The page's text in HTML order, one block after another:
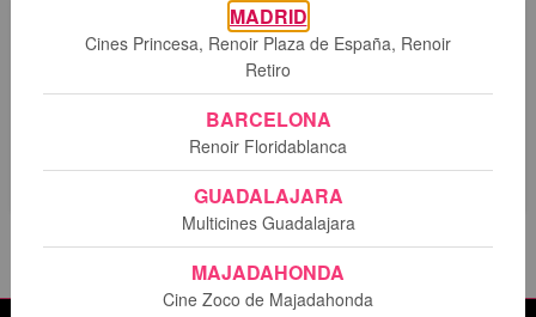
Lo sentimos. No hay sesiones programadas para esta
MADRID
Cines Princesa, Renoir Plaza de España, Renoir
Retiro
BARCELONA
Renoir Floridablanca
GUADALAJARA
Multicines Guadalajara
MAJADAHONDA
Cine Zoco de Majadahonda